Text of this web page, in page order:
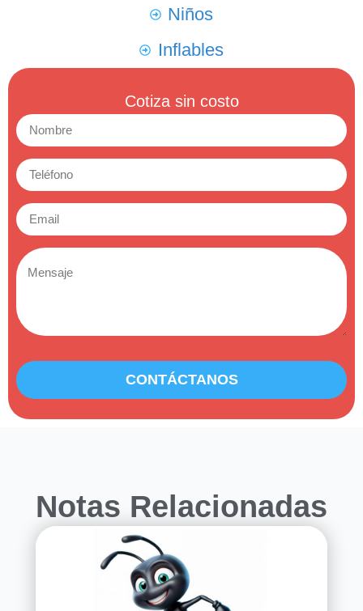
Niños
Inflables
Cotiza sin costo
CONTÁCTANOS
Notas Relacionadas